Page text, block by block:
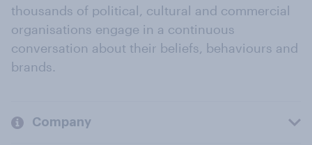
thousands of political, cultural and commercial
organisations engage in a continuous
conversation about their beliefs, behaviours and
brands.
Company